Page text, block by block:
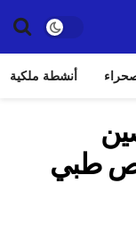
أنشطة ملكية
أكثر 5415 قرص طبي